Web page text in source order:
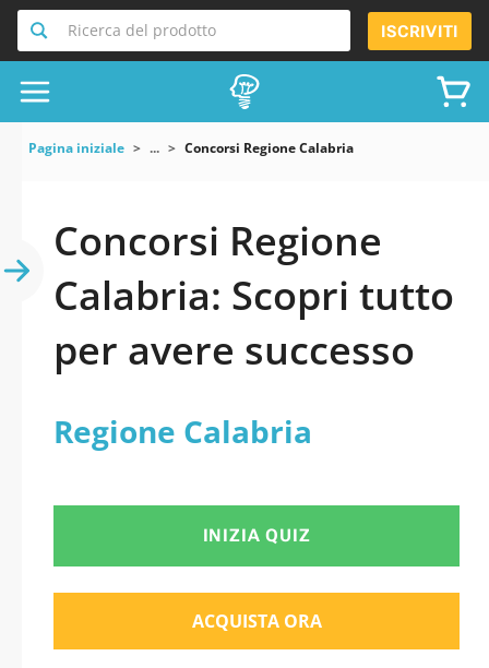
Ricerca del prodotto ISCRIVITI
Pagina iniziale ... Concorsi Regione Calabria
Concorsi Regione
Calabria: Scopri tutto
per avere successo
Regione Calabria
INIZIA QUIZ
ACQUISTA ORA